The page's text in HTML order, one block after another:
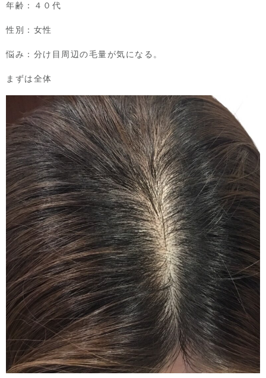
年齢：４０代
性別：女性
悩み：分け目周辺の毛量が気になる。
まずは全体